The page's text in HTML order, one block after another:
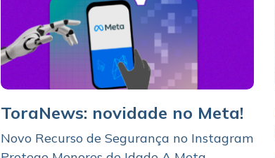
ToraNews: novidade no Meta!
Novo Recurso de Segurança no Instagram